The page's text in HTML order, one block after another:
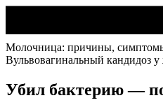
Молочница: причины,
Вульвовагинальный кандидоз
Убил бактерию —